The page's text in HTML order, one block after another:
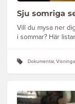
Sju somriga
Vill du mysa ner
i sommar? Här
Dokumentär,